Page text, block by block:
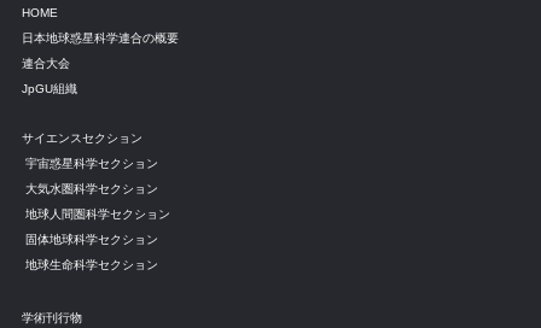
HOME
日本地球惑星科学連合の概要
連合大会
JpGU組織
サイエンスセクション
宇宙惑星科学セクション
大気水圏科学セクション
地球人間圏科学セクション
固体地球科学セクション
地球生命科学セクション
学術刊行物